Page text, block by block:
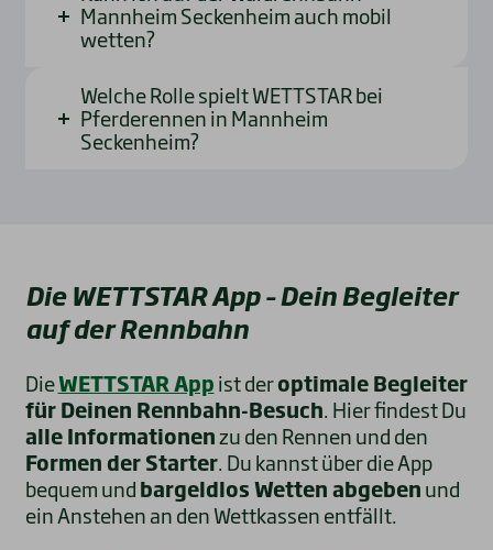
Mannheim Seckenheim auch mobil
wetten?
Welche Rolle spielt WETTSTAR bei
Pferderennen in Mannheim
Seckenheim?
Die WETTSTAR App – Dein Begleiter
auf der Rennbahn
DieWETTSTAR Appist deroptimale Begleiter
für Deinen Rennbahn-Besuch. Hier findest Du
alle Informationenzu den Rennen und den
Formen der Starter. Du kannst über die App
bequem undbargeldlos Wetten abgebenund
ein Anstehen an den Wettkassen entfällt.